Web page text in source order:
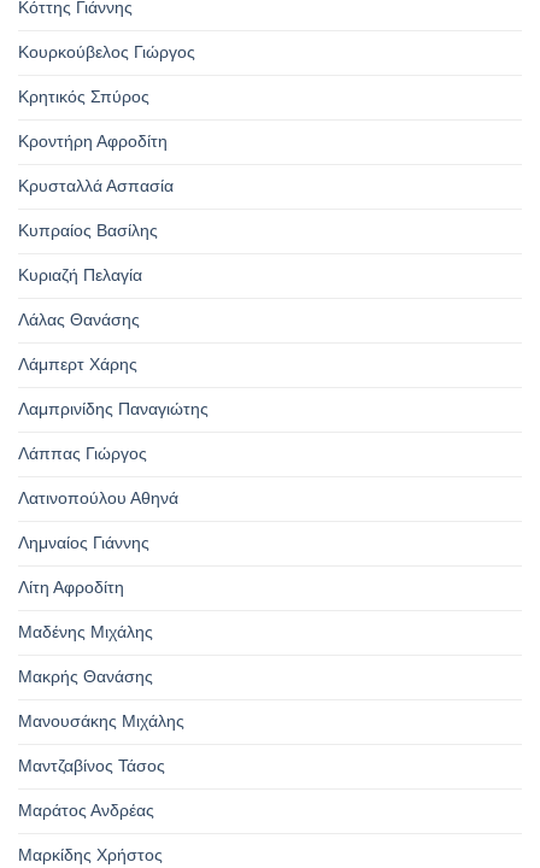
Κόττης Γιάννης
Κουρκούβελος Γιώργος
Κρητικός Σπύρος
Κροντήρη Αφροδίτη
Κρυσταλλά Ασπασία
Κυπραίος Βασίλης
Κυριαζή Πελαγία
Λάλας Θανάσης
Λάμπερτ Χάρης
Λαμπρινίδης Παναγιώτης
Λάππας Γιώργος
Λατινοπούλου Αθηνά
Λημναίος Γιάννης
Λίτη Αφροδίτη
Μαδένης Μιχάλης
Μακρής Θανάσης
Μανουσάκης Μιχάλης
Μαντζαβίνος Τάσος
Μαράτος Ανδρέας
Μαρκίδης Χρήστος